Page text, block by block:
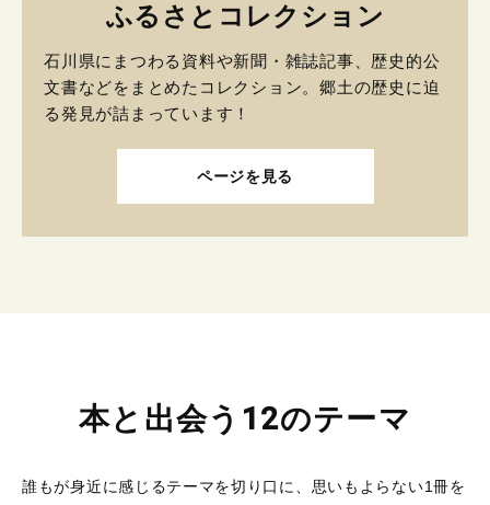
ふるさとコレクション
石川県にまつわる資料や新聞・雑誌記事、歴史的公
文書などをまとめたコレクション。郷土の歴史に迫
る発見が詰まっています！
ページを見る
本と出会う12のテーマ
誰もが身近に感じるテーマを切り口に、思いもよらない1冊を